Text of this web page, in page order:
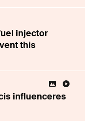
injector
this
influenceres